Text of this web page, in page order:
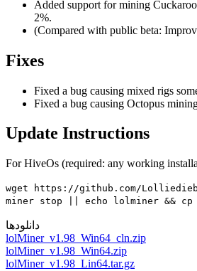
Added support for mining
2%.
(Compared with public beta:
Fixes
Fixed a bug causing mixed rigs
Fixed a bug causing Octopus
Update Instructions
For HiveOs (required: any working
wget https://github.com/
miner stop || echo lolminer &&
دانلودها
lolMiner_v1.98_Win64_cln.zip
lolMiner_v1.98_Win64.zip
lolMiner_v1.98_Lin64.tar.gz